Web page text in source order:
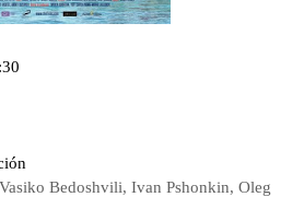
Vasiko Bedoshvili, Ivan Pshonkin, Oleg